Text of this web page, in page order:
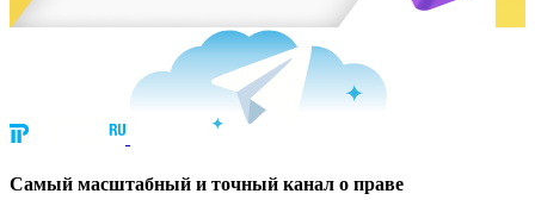
Cамый масштабный и точный канал о праве